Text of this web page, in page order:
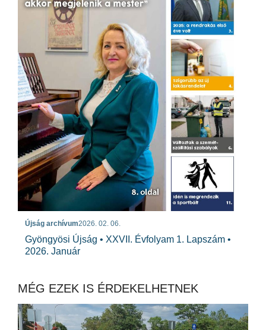
Újság archívum2026. 02. 06.
Gyöngyösi Újság • XXVII. Évfolyam 1. Lapszám •
2026. Január
MÉG EZEK IS ÉRDEKELHETNEK